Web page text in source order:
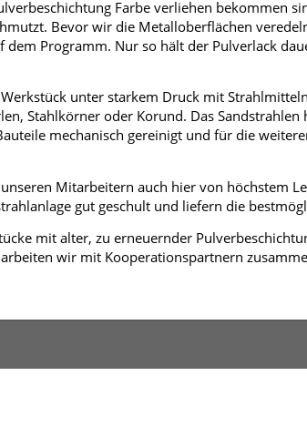
Farbe verliehen bekommen
Bevor wir die Metalloberflächen
Programm. Nur so hält der Pulverlack
unter starkem Druck mit
Stahlkörner oder Korund. Das
mechanisch gereinigt und für die
Mitarbeitern auch hier von höchstem
gut geschult und liefern die
mit alter, zu erneuernder
wir mit Kooperationspartnern